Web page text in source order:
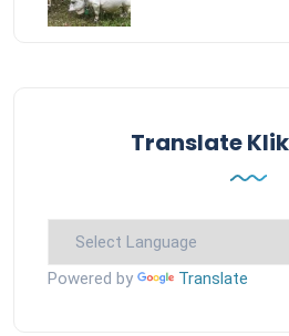
Translate
Powered by Translate